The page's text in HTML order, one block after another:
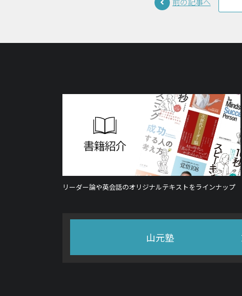
リーダー論や英会話のオリジナルテキストをラインナップ
山元塾